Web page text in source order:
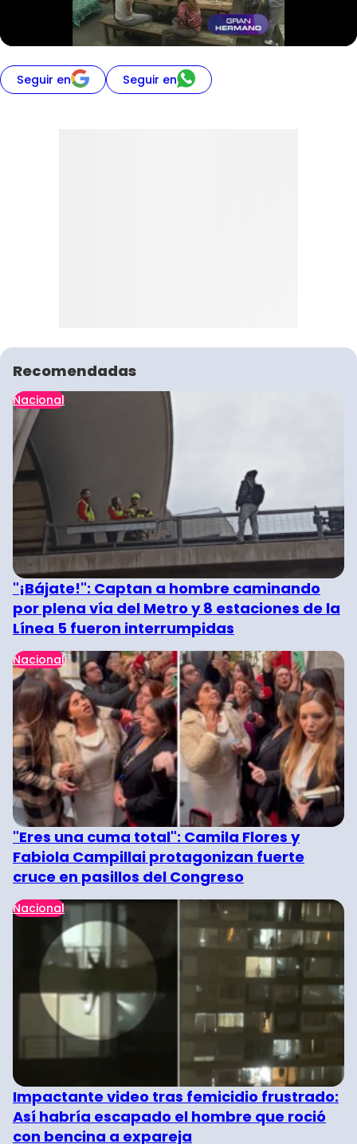
Seguir en Seguir en
Recomendadas
Nacional
"¡Bájate!": Captan a hombre caminando
por plena vía del Metro y 8 estaciones de la
Línea 5 fueron interrumpidas
Nacional
"Eres una cuma total": Camila Flores y
Fabiola Campillai protagonizan fuerte
cruce en pasillos del Congreso
Nacional
Impactante video tras femicidio frustrado:
Así habría escapado el hombre que roció
con bencina a expareja